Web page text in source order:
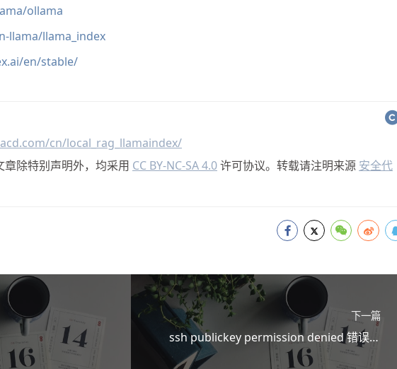
ollama
llama/llama_index
en/stable/
cn/local_rag_llamaindex/
章除特别声明外，均采用 CC BY-NC-SA 4.0许可协议。转载请注明来源 安全代
下一篇
ssh publickey permission denied 错误的
解决方法